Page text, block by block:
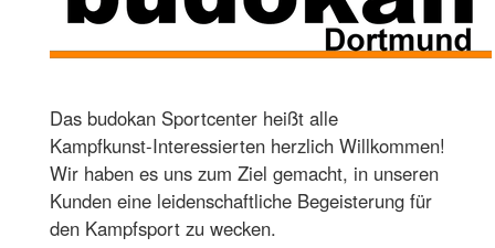
Das budokan Sportcenter heißt alle
Kampfkunst-Interessierten herzlich Willkommen!
Wir haben es uns zum Ziel gemacht, in unseren
Kunden eine leidenschaftliche Begeisterung für
den Kampfsport zu wecken.